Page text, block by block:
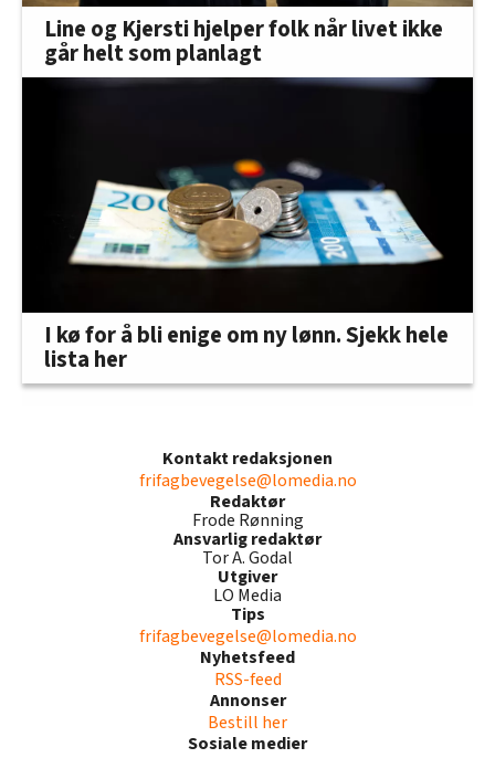
Line og Kjersti hjelper folk når livet ikke
går helt som planlagt
I kø for å bli enige om ny lønn. Sjekk hele
lista her
Kontakt redaksjonen
frifagbevegelse@lomedia.no
Redaktør
Frode Rønning
Ansvarlig redaktør
Tor A. Godal
Utgiver
LO Media
Tips
frifagbevegelse@lomedia.no
Nyhetsfeed
RSS-feed
Annonser
Bestill her
Sosiale medier